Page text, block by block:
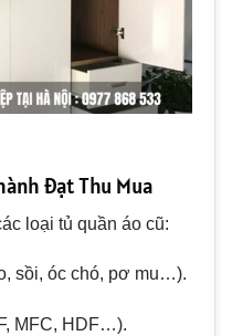
Đạt Thu Mua
loại tủ quần áo cũ:
sồi, óc chó, pơ mu…).
MFC, HDF…).